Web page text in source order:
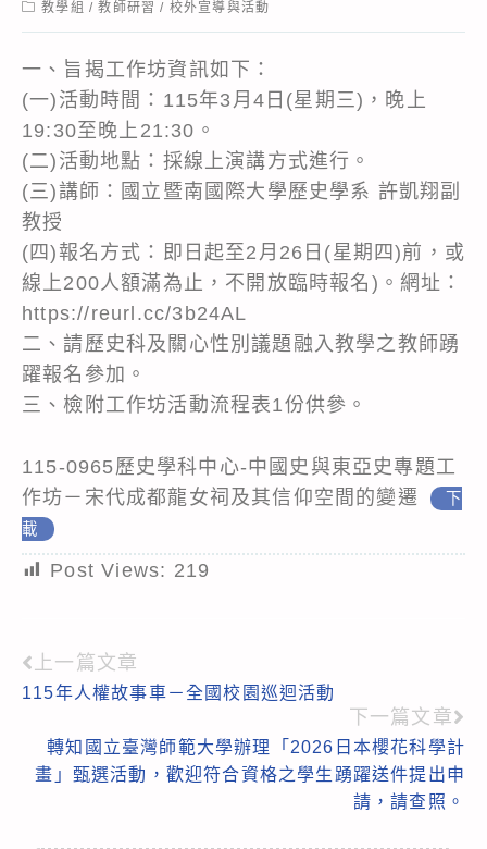
Post教學組 / 教師研習 / 校外宣導與活動
一、旨揭工作坊資訊如下：
(一)活動時間：115年3月4日(星期三)，晚上
19:30至晚上21:30。
(二)活動地點：採線上演講方式進行。
(三)講師：國立暨南國際大學歷史學系 許凱翔副
教授
(四)報名方式：即日起至2月26日(星期四)前，或
線上200人額滿為止，不開放臨時報名)。網址：
https://reurl.cc/3b24AL
二、請歷史科及關心性別議題融入教學之教師踴
躍報名參加。
三、檢附工作坊活動流程表1份供參。
115-0965歷史學科中心-中國史與東亞史專題工
作坊－宋代成都龍女祠及其信仰空間的變遷
下
載
Post Views: 219
Read
more
articles
上一篇文章
115年人權故事車－全國校園巡迴活動
下一篇文章
轉知國立臺灣師範大學辦理「2026日本櫻花科學計
畫」甄選活動，歡迎符合資格之學生踴躍送件提出申
請，請查照。